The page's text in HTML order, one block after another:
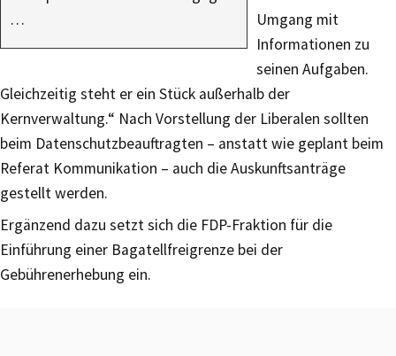
…
Umgang mit
Informationen zu
seinen Aufgaben.
Gleichzeitig steht er ein Stück außerhalb der
Kernverwaltung.“ Nach Vorstellung der Liberalen sollten
beim Datenschutzbeauftragten – anstatt wie geplant beim
Referat Kommunikation – auch die Auskunftsanträge
gestellt werden.
Ergänzend dazu setzt sich die FDP-Fraktion für die
Einführung einer Bagatellfreigrenze bei der
Gebührenerhebung ein.